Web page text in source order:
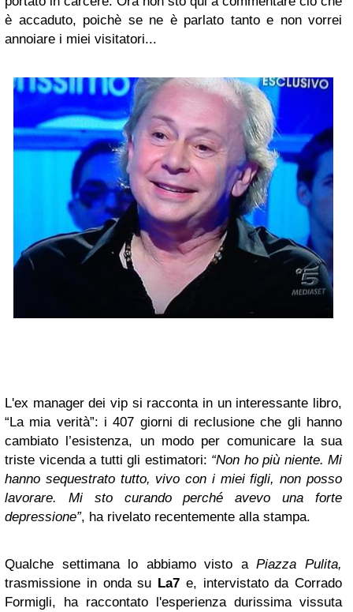
è accaduto, poichè se ne è parlato tanto e non vorrei
annoiare i miei visitatori...
L'ex manager dei vip si racconta in un interessante libro,
“La mia verità”: i 407 giorni di reclusione che gli hanno
cambiato l’esistenza, un modo per comunicare la sua
triste vicenda a tutti gli estimatori: “Non ho più niente. Mi
hanno sequestrato tutto, vivo con i miei figli, non posso
lavorare. Mi sto curando perché avevo una forte
depressione”, ha rivelato recentemente alla stampa.
Qualche settimana lo abbiamo visto aPiazza Pulita,
trasmissione in onda su La7 e, intervistato da Corrado
Formigli, ha raccontato l'esperienza durissima vissuta